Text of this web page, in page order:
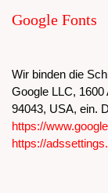
Google Fonts
Wir binden die
Google LLC,
94043, USA, ein.
https://
https://